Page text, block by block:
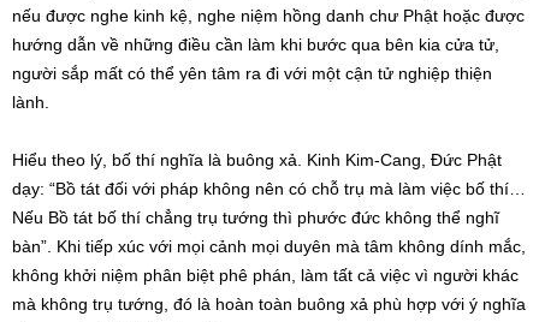
nếu được nghe kinh kệ, nghe niệm hồng danh chư Phật hoặc được
hướng dẫn về những điều cần làm khi bước qua bên kia cửa tử,
người sắp mất có thể yên tâm ra đi với một cận tử nghiệp thiện
lành.
Hiểu theo lý, bố thí nghĩa là buông xả. Kinh Kim-Cang, Đức Phật
dạy: “Bồ tát đối với pháp không nên có chỗ trụ mà làm việc bố thí…
Nếu Bồ tát bố thí chẳng trụ tướng thì phước đức không thể nghĩ
bàn”. Khi tiếp xúc với mọi cảnh mọi duyên mà tâm không dính mắc,
không khởi niệm phân biệt phê phán, làm tất cả việc vì người khác
mà không trụ tướng, đó là hoàn toàn buông xả phù hợp với ý nghĩa